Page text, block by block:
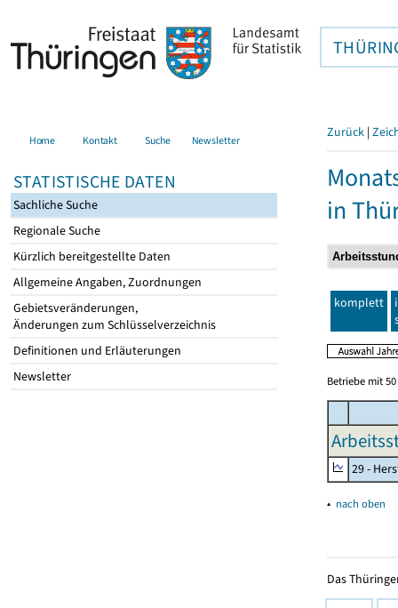
Home Kontakt Suche Newsletter
STATISTISCHE DATEN
Sachliche Suche
Regionale Suche
Kürzlich bereitgestellte Daten
Allgemeine Angaben, Zuordnungen
Gebietsveränderungen,
Änderungen zum Schlüsselverzeichnis
Definitionen und Erläuterungen
Newsletter
Zurück |
in
komplett
Betriebe mit
29 -
▴ nach oben
Das